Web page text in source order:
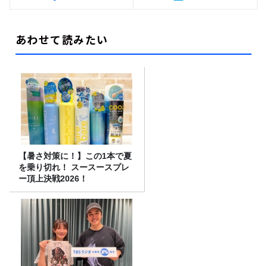
あわせて読みたい
【暑さ対策に！】この1本で夏
を乗り切れ！ スースースプレ
ー頂上決戦2026！